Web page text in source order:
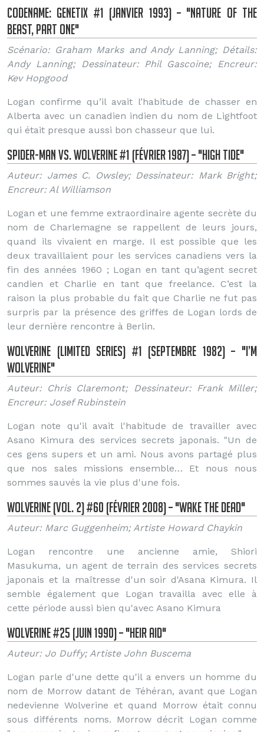
Codename: Genetix #1 (Janvier 1993) – "Nature of the
Beast, Part One"
Scénario: Graham Marks and Andy Lanning; Détails:
Andy Lanning; Dessinateur: Phil Gascoine; Encreur:
Kev Hopgood
Logan confirme qu’il avait l’habitude de chasser en
Alberta avec un canadien indien du nom de Lightfoot
qui était presque aussi bon chasseur que lui.
Spider-Man vs. Wolverine #1 (Février 1987) – "High Tide"
Auteur: James C. Owsley; Dessinateur: Mark Bright;
Encreur: Al Williamson
Logan et une femme extraordinaire agente secrète du
nom de Charlemagne se rappellent de leurs jours,
quand ils vivaient en marge. Il est possible que les
deux travaillaient pour les services canadiens vers la
fin des années 1960 ; Logan en tant qu’agent secret
candien et Charlie en tant que freelance. C’est la
raison la plus probable du fait que Charlie ne fut pas
surpris par la présence des griffes de Logan lords de
leur dernière rencontre à Berlin.
Wolverine (Limited Series) #1 (Septembre 1982) – "I’m
Wolverine"
Auteur: Chris Claremont; Dessinateur: Frank Miller;
Encreur: Josef Rubinstein
Logan note qu'il avait l'habitude de travailler avec
Asano Kimura des services secrets japonais. "Un de
ces gens supers et un ami. Nous avons partagé plus
que nos sales missions ensemble… Et nous nous
sommes sauvés la vie plus d'une fois.
Wolverine (Vol. 2) #60 (Février 2008) – "Wake the Dead"
Auteur: Marc Guggenheim; Artiste Howard Chaykin
Logan rencontre une ancienne amie, Shiori
Masukuma, un agent de terrain des services secrets
japonais et la maîtresse d'un soir d'Asana Kimura. Il
semble également que Logan travailla avec elle à
cette période aussi bien qu'avec Asano Kimura
Wolverine #25 (Juin 1990) – "Heir Aid"
Auteur: Jo Duffy; Artiste John Buscema
Logan parle d'une dette qu'il a envers un homme du
nom de Morrow datant de Téhéran, avant que Logan
nedevienne Wolverine et quand Morrow était connu
sous différents noms. Morrow décrit Logan comme